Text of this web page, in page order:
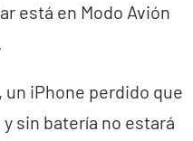
está en Modo Avión
un iPhone perdido que
sin batería no estará